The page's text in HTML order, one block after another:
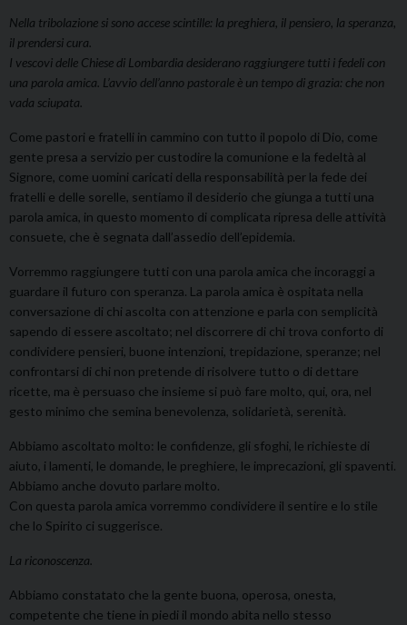
Nella tribolazione si sono accese scintille: la preghiera, il pensiero, la speranza,
il prendersi cura.
I vescovi delle Chiese di Lombardia desiderano raggiungere tutti i fedeli con
una parola amica. L’avvio dell’anno pastorale è un tempo di grazia: che non
vada sciupata.
Come pastori e fratelli in cammino con tutto il popolo di Dio, come
gente presa a servizio per custodire la comunione e la fedeltà al
Signore, come uomini caricati della responsabilità per la fede dei
fratelli e delle sorelle, sentiamo il desiderio che giunga a tutti una
parola amica, in questo momento di complicata ripresa delle attività
consuete, che è segnata dall’assedio dell’epidemia.
Vorremmo raggiungere tutti con una parola amica che incoraggi a
guardare il futuro con speranza. La parola amica è ospitata nella
conversazione di chi ascolta con attenzione e parla con semplicità
sapendo di essere ascoltato; nel discorrere di chi trova conforto di
condividere pensieri, buone intenzioni, trepidazione, speranze; nel
confrontarsi di chi non pretende di risolvere tutto o di dettare
ricette, ma è persuaso che insieme si può fare molto, qui, ora, nel
gesto minimo che semina benevolenza, solidarietà, serenità.
Abbiamo ascoltato molto: le confidenze, gli sfoghi, le richieste di
aiuto, i lamenti, le domande, le preghiere, le imprecazioni, gli spaventi.
Abbiamo anche dovuto parlare molto.
Con questa parola amica vorremmo condividere il sentire e lo stile
che lo Spirito ci suggerisce.
La riconoscenza.
Abbiamo constatato che la gente buona, operosa, onesta,
competente che tiene in piedi il mondo abita nello stesso